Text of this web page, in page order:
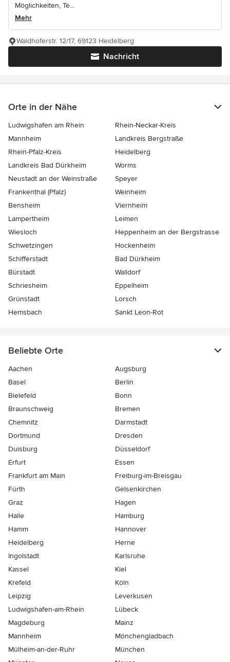
Möglichkeiten, Te...
Mehr
Nachricht
Waldhoferstr. 12/17, 69123 Heidelberg
Orte in der Nähe
Ludwigshafen am Rhein
Rhein-Neckar-Kreis
Mannheim
Landkreis Bergstraße
Rhein-Pfalz-Kreis
Heidelberg
Landkreis Bad Dürkheim
Worms
Neustadt an der Weinstraße
Speyer
Frankenthal (Pfalz)
Weinheim
Bensheim
Viernheim
Lampertheim
Leimen
Wiesloch
Heppenheim an der Bergstrasse
Schwetzingen
Hockenheim
Schifferstadt
Bad Dürkheim
Bürstadt
Walldorf
Schriesheim
Eppelheim
Grünstadt
Lorsch
Hemsbach
Sankt Leon-Rot
Beliebte Orte
Aachen
Augsburg
Basel
Berlin
Bielefeld
Bonn
Braunschweig
Bremen
Chemnitz
Darmstadt
Dortmund
Dresden
Duisburg
Düsseldorf
Erfurt
Essen
Frankfurt am Main
Freiburg-im-Breisgau
Fürth
Gelsenkirchen
Graz
Hagen
Halle
Hamburg
Hamm
Hannover
Heidelberg
Herne
Ingolstadt
Karlsruhe
Kassel
Kiel
Krefeld
Köln
Leipzig
Leverkusen
Ludwigshafen-am-Rhein
Lübeck
Magdeburg
Mainz
Mannheim
Mönchen­gladbach
Mülheim-an-der-Ruhr
München